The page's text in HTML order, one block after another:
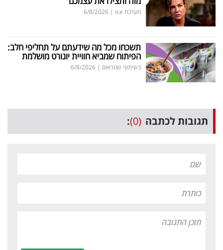
מערכת ice |
6/8/2026
תשכחו מכל מה שידעתם על תחליפי חלב:
הפיתוח שמביא חוויית יוגורט מושלמת
בשיתוף שטראוס |
6/8/2026
תגובות לכתבה (0)
: